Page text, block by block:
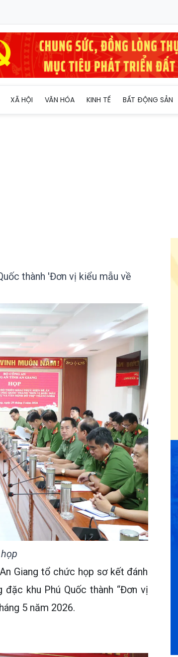
XÃ HỘI VĂN HÓA KINH TẾ BẤT ĐỘNG SẢN
thành 'Đơn vị kiểu mẫu về
Giang tổ chức họp sơ kết đánh
khu Phú Quốc thành “Đơn vị
5 năm 2026.